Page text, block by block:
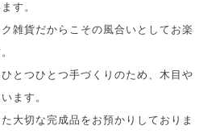
す。
雑貨だからこその風合いとしてお楽
とつひとつ手づくりのため、木目や
ます。
大切な完成品をお預かりしておりま